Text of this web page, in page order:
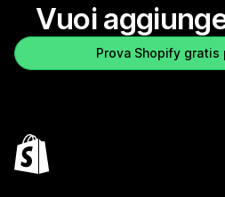
Vuoi
Prova Shopify